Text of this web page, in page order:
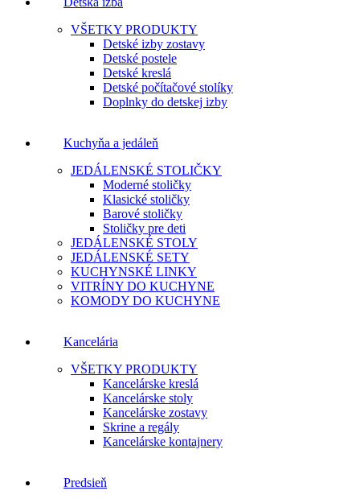
VŠETKY PRODUKTY
Detské izby zostavy
Detské postele
Detské kreslá
Detské počítačové stolíky
Doplnky do detskej izby
Kuchyňa a jedáleň
JEDÁLENSKÉ STOLIČKY
Moderné stoličky
Klasické stoličky
Barové stoličky
Stoličky pre deti
JEDÁLENSKÉ STOLY
JEDÁLENSKÉ SETY
KUCHYNSKÉ LINKY
VITRÍNY DO KUCHYNE
KOMODY DO KUCHYNE
Kancelária
VŠETKY PRODUKTY
Kancelárske kreslá
Kancelárske stoly
Kancelárske zostavy
Skrine a regály
Kancelárske kontajnery
Predsieň